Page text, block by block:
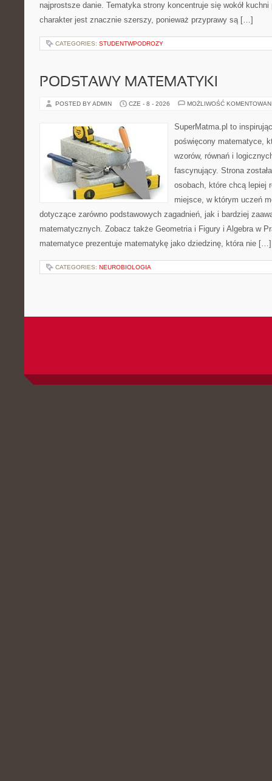
najprostsze danie. Tematyka strony koncentruje się wokół kuchni
charakter jest znacznie szerszy, ponieważ przyprawy są […]
CATEGORIES: STUDENTWPODROZY
PODSTAWY MATEMATYKI
POSTED BY ADMIN CZE - 8 - 2026 MOŻLIWOŚĆ
SuperMatma.pl to
poświęcony matematyce,
wzorów, równań i
fascynujący. Strona
osobach, które chcą lepiej
miejsce, w którym uczeń
dotyczące zarówno podstawowych zagadnień, jak i bardziej
matematycznych. Zobacz także Geometria i Figury i Algebra w
matematyce prezentuje matematykę jako dziedzinę, która nie […]
CATEGORIES: NEUROBIOLOGIA